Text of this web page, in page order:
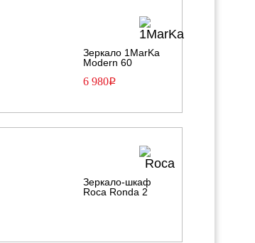
Зеркало 1MarKa
Modern 60
6 980Р
Зеркало-шкаф
Roca Ronda 2